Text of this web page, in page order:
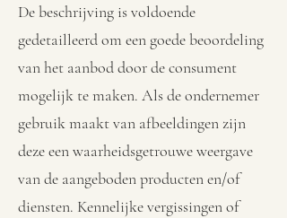
De beschrijving is voldoende
gedetailleerd om een goede beoordeling
van het aanbod door de consument
mogelijk te maken. Als de ondernemer
gebruik maakt van afbeeldingen zijn
deze een waarheidsgetrouwe weergave
van de aangeboden producten en/of
diensten. Kennelijke vergissingen of